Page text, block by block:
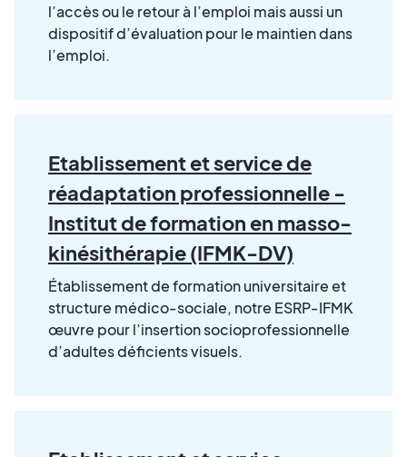
l’accès ou le retour à l’emploi mais aussi un
dispositif d’évaluation pour le maintien dans
l’emploi.
Etablissement et service de
réadaptation professionnelle -
Institut de formation en masso-
kinésithérapie (IFMK-DV)
Établissement de formation universitaire et
structure médico-sociale, notre ESRP-IFMK
œuvre pour l’insertion socioprofessionnelle
d’adultes déficients visuels.